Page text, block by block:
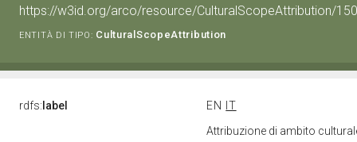
https://w3id.org/arco/resource/CulturalScopeAttribution/
ENTITÀ DI TIPO: CulturalScopeAttribution
rdfs: label EN
IT
Attribuzione di ambito